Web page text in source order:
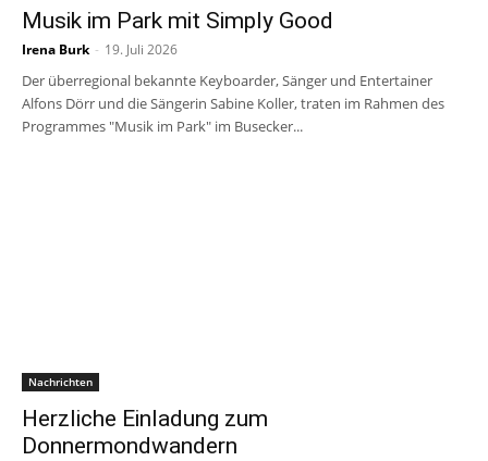
Musik im Park mit Simply Good
Irena Burk - 19. Juli 2026
Der überregional bekannte Keyboarder, Sänger und Entertainer
Alfons Dörr und die Sängerin Sabine Koller, traten im Rahmen des
Programmes "Musik im Park" im Busecker...
Nachrichten
Herzliche Einladung zum
Donnermondwandern